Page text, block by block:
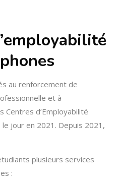
au renforcement de
et à
Centres d’Employabilité
le jour en 2021. Depuis 2021,
plusieurs services
: